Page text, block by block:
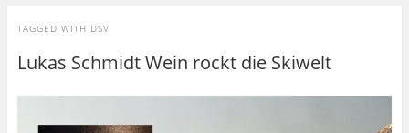
TAGGED WITH DSV
Lukas Schmidt Wein rockt die Skiwelt